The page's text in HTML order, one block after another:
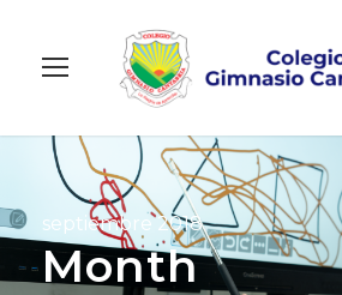
septiembre 2018
Month